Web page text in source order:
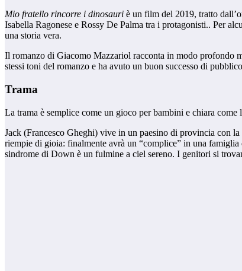
Mio fratello rincorre i dinosauri è un film del 2019, tratto
Isabella Ragonese e Rossy De Palma tra i protagonisti.. Per
una storia vera.
Il romanzo di Giacomo Mazzariol racconta in modo profondo
stessi toni del romanzo e ha avuto un buon successo di
Trama
La trama è semplice come un gioco per bambini e chiara come
Jack (Francesco Gheghi) vive in un paesino di provincia con
riempie di gioia: finalmente avrà un “complice” in una
sindrome di Down è un fulmine a ciel sereno. I genitori si